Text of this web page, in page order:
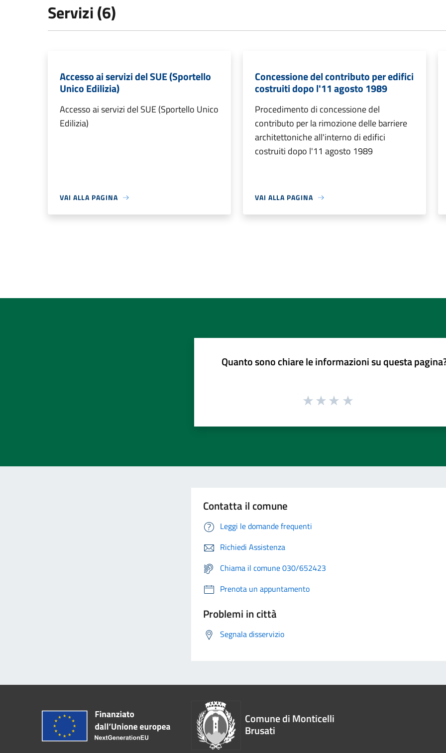
Servizi (6)
Accesso ai servizi del SUE (Sportello
Unico Edilizia)
Accesso ai servizi del SUE (Sportello Unico
Edilizia)
VAI ALLA PAGINA
Concessione del contributo per edifici
costruiti dopo l'11 agosto 1989
Procedimento di concessione del
contributo per la rimozione delle barriere
architettoniche all'interno di edifici
costruiti dopo l'11 agosto 1989
VAI ALLA PAGINA
Quanto sono chiare le informazioni su questa
Contatta il comune
Leggi le domande frequenti
Richiedi Assistenza
Chiama il comune 030/652423
Prenota un appuntamento
Problemi in città
Segnala disservizio
Comune di Monticelli
Brusati